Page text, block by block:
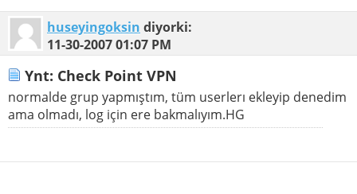
huseyingoksin diyorki:
11-30-200701:07 PM
Ynt: Check Point VPN
normalde grup yapmıştım, tüm userlerı ekleyip denedim
ama olmadı, log için ere bakmalıyım.HG